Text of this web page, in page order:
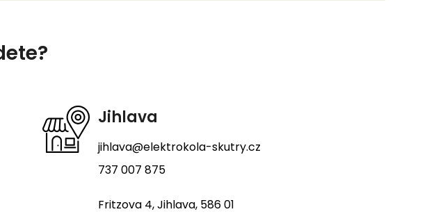
Jihlava
jihlava@elektrokola-skutry.cz
737 007 875
Fritzova 4, Jihlava, 586 01